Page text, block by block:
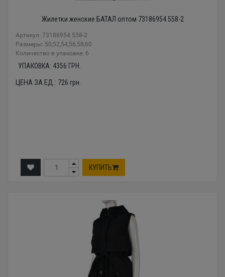
Жилетки женские БАТАЛ оптом 73186954 558-2
Артикул: 73186954 558-2
Размеры: 50,52,54,56,58,60
Количество в упаковке: 6
УПАКОВКА: 4356 ГРН.
ЦЕНА ЗА ЕД.: 726 грн.
КУПИТЬ